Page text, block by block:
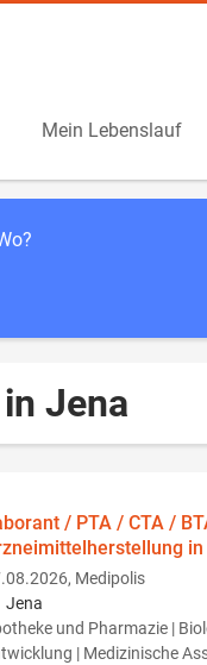
Mein Lebenslauf
Jena
/ PTA / CTA /
in
Medipolis
Jena
und Pharmazie |
| Medizinische